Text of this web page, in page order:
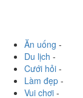
Ăn uống -
Du lịch -
Cưới hỏi -
Làm đẹp -
Vui chơi -